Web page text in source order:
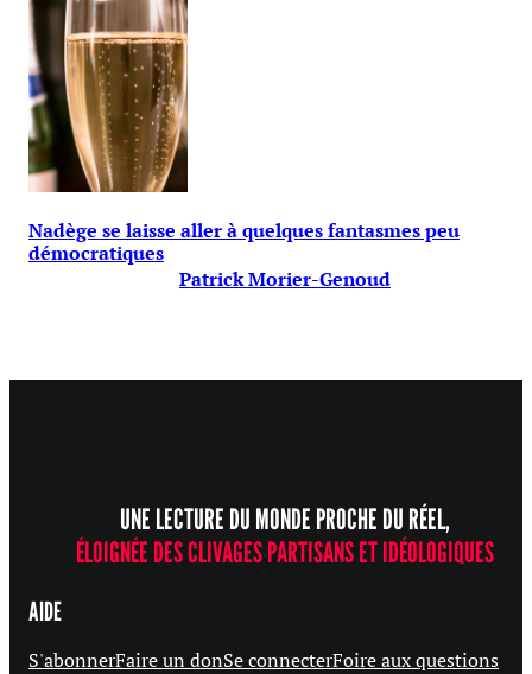
Nadège se laisse aller à quelques fantasmes peu
démocratiques
Patrick Morier-Genoud
UNE LECTURE DU MONDE PROCHE DU RÉEL,
ÉLOIGNÉE DES CLIVAGES PARTISANS ET IDÉOLOGIQUES
AIDE
S'abonnerFaire un donSe connecterFoire aux questions